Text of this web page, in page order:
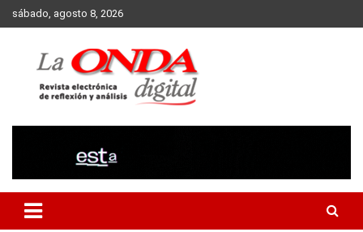
Skip
to
sábado, agosto 8, 2026